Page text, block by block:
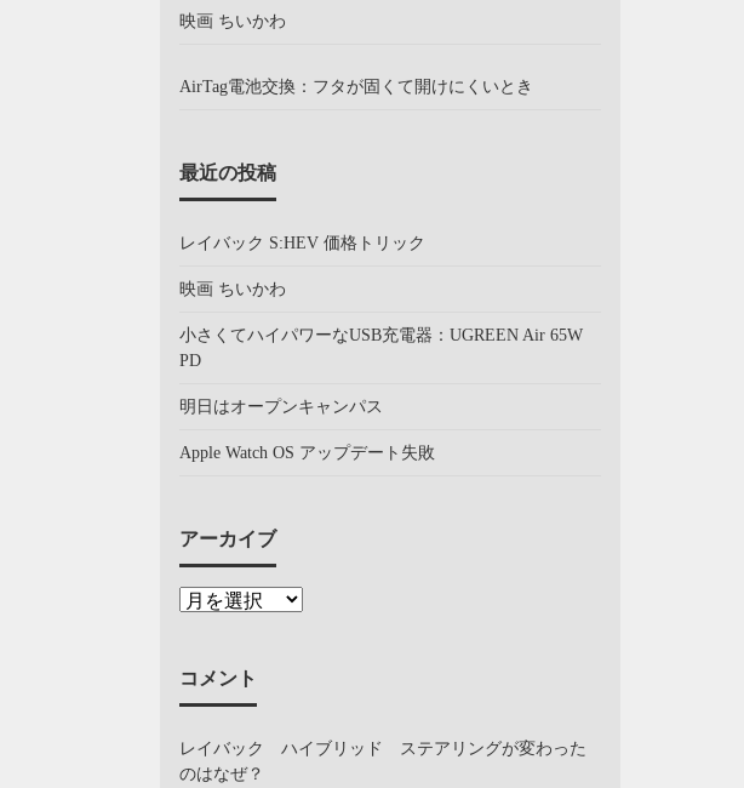
映画 ちいかわ
AirTag電池交換：フタが固くて開けにくいとき
最近の投稿
レイバック S:HEV 価格トリック
映画 ちいかわ
小さくてハイパワーなUSB充電器：UGREEN Air 65W
PD
明日はオープンキャンパス
Apple Watch OS アップデート失敗
アーカイブ
コメント
レイバック ハイブリッド ステアリングが変わった
のはなぜ？